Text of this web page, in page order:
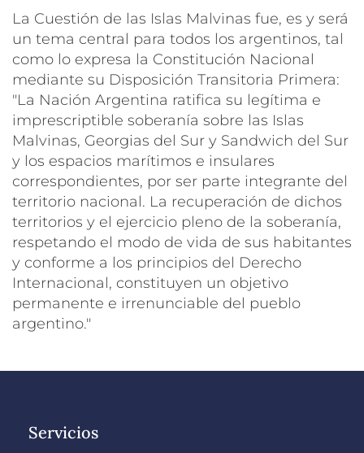
La Cuestión de las Islas Malvinas fue, es y será
un tema central para todos los argentinos, tal
como lo expresa la Constitución Nacional
mediante su Disposición Transitoria Primera:
"La Nación Argentina ratifica su legítima e
imprescriptible soberanía sobre las Islas
Malvinas, Georgias del Sur y Sandwich del Sur
y los espacios marítimos e insulares
correspondientes, por ser parte integrante del
territorio nacional. La recuperación de dichos
territorios y el ejercicio pleno de la soberanía,
respetando el modo de vida de sus habitantes
y conforme a los principios del Derecho
Internacional, constituyen un objetivo
permanente e irrenunciable del pueblo
argentino."
Servicios